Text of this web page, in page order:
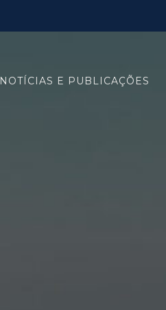
NOTÍCIAS E PUBLICAÇÕES